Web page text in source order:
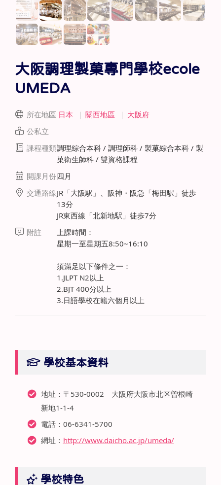
大阪調理製菓專門學校ecole
UMEDA
所在地區 日本 ｜ 關西地區 ｜ 大阪府
公私立
課程種類調理綜合本科 / 調理師科 / 製菓綜合本科 / 製
菓衛生師科 / 雙資格課程
開課月份四月
交通路線JR「大阪駅」、阪神・阪急「梅田駅」徒歩
13分
JR東西線「北新地駅」徒歩7分
附註
上課時間：
星期一至星期五8:50~16:10
須滿足以下條件之一：
1.JLPT N2以上
2.BJT 400分以上
3.日語學校在籍六個月以上
學校基本資料
地址：〒530-0002 大阪府大阪市北区曽根崎
新地1-1-4
電話：06-6341-5700
網址： http://www.daicho.ac.jp/umeda/
學校特色